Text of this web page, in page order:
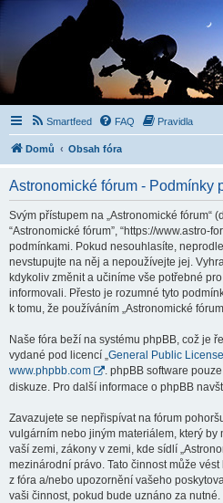
Smartfeed FAQ Pravidla
Domů Obsah fóra
Astronomické fórum - Podmínky
Svým přístupem na „Astronomické fórum“
“Astronomické fórum”, “https://www.astro-
podmínkami. Pokud nesouhlasíte,
nevstupujte na něj a nepoužívejte jej.
kdykoliv změnit a učiníme vše potřebné
informovali. Přesto je rozumné tyto
k tomu, že používáním „Astronomické
Naše fóra beží na systému phpBB, což je
vydané pod licencí „General Public License
www.phpbb.com
. phpBB software
diskuze. Pro další informace o phpBB
Zavazujete se nepřispívat na fórum
vulgárním nebo jiným materiálem, který by
vaší zemi, zákony v zemi, kde sídlí
mezinárodní právo. Tato činnost může
z fóra a/nebo upozornění vašeho
vaši činnost, pokud bude uznáno za